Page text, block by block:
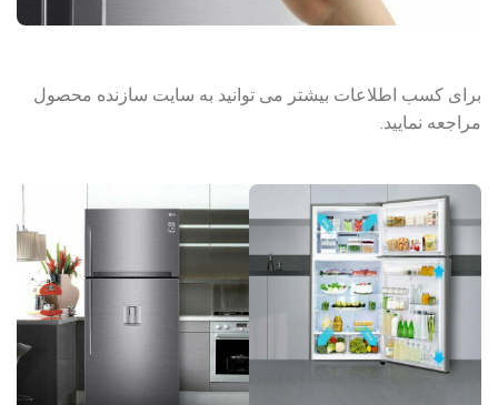
برای کسب اطلاعات بیشتر می توانید به سایت سازنده محصول
مراجعه نمایید.